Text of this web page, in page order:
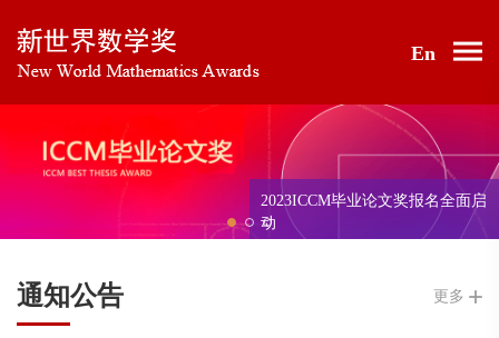
En
2023ICCM毕业论文奖报名全面启
动
通知公告 更多